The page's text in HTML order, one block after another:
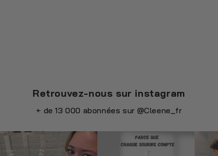
Retrouvez-nous sur instagram
+ de 13 000 abonnées sur @Cleene_fr